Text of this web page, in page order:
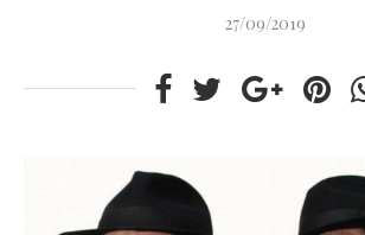
27/09/2019